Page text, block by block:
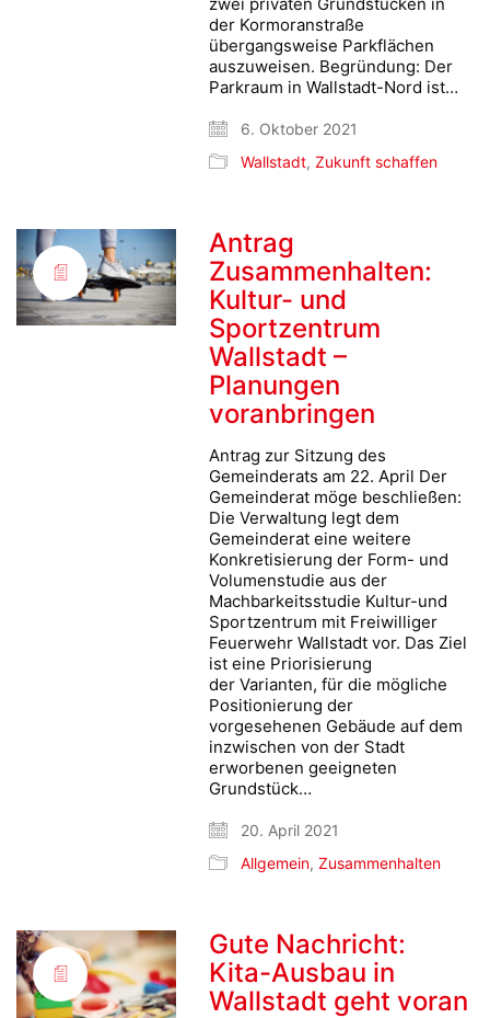
der Kormoranstraße
übergangsweise Parkflächen
auszuweisen. Begründung: Der
Parkraum in Wallstadt-Nord ist…
6. Oktober 2021
Wallstadt,Zukunft schaffen
Antrag
Zusammenhalten:
Kultur- und
Sportzentrum
Wallstadt –
Planungen
voranbringen
Antrag zur Sitzung des
Gemeinderats am 22. April Der
Gemeinderat möge beschließen:
Die Verwaltung legt dem
Gemeinderat eine weitere
Konkretisierung der Form- und
Volumenstudie aus der
Machbarkeitsstudie Kultur-und
Sportzentrum mit Freiwilliger
Feuerwehr Wallstadt vor. Das Ziel
ist eine Priorisierung
der Varianten, für die mögliche
Positionierung der
vorgesehenen Gebäude auf dem
inzwischen von der Stadt
erworbenen geeigneten
Grundstück…
20. April 2021
Allgemein,Zusammenhalten
Gute Nachricht:
Kita-Ausbau in
Wallstadt geht voran